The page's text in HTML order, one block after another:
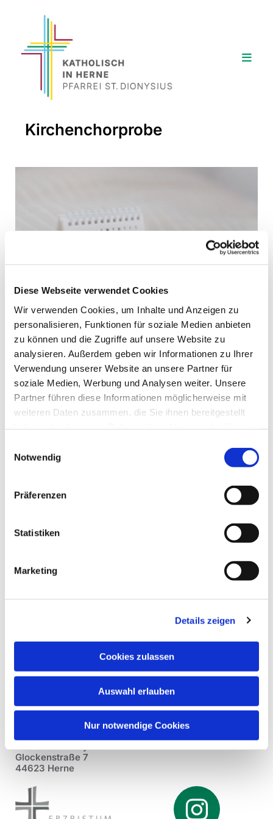
Diese Webseite verwendet Cookies
Wir verwenden Cookies, um Inhalte und Anzeigen zu
personalisieren, Funktionen für soziale Medien anbieten
zu können und die Zugriffe auf unsere Website zu
analysieren. Außerdem geben wir Informationen zu Ihrer
Verwendung unserer Website an unsere Partner für
soziale Medien, Werbung und Analysen weiter. Unsere
Partner führen diese Informationen möglicherweise mit
weiteren Daten zusammen, die Sie ihnen bereitgestellt
Notwendig
Präferenzen
Statistiken
Marketing
Details zeigen
Cookies zulassen
Auswahl erlauben
Nur notwendige Cookies
Kirchenchorprobe
Donnerstag, 11. Juni 2026, 19:00
Uhr
TMH, Widumer Str. 23 a, 44627
Herne
Glockenstraße 7
44623 Herne